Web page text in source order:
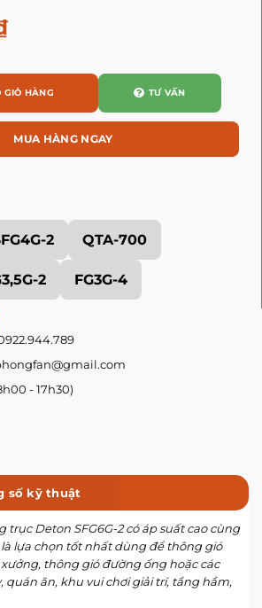
GIỎ HÀNG
MUA HÀNG NGAY
TƯ VẤN
2 QTA-700
2 FG3G-4
- 17h30)
số kỹ thuật
trục Deton SFG6G-2 có áp suất cao cùng
lựa chọn tốt nhất dùng để thông gió
thông gió đường ống hoặc các
quán ăn, khu vui chơi giải trí, tầng hầm,